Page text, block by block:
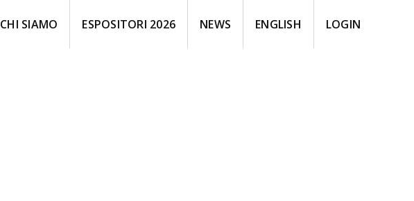
CHI SIAMO ESPOSITORI 2026 NEWS ENGLISH LOGIN